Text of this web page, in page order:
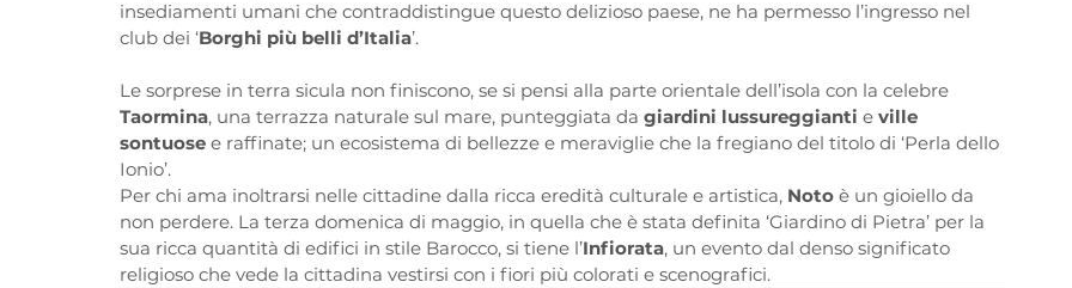
insediamenti umani che contraddistingue questo delizioso paese, ne ha permesso l’ingresso nel
club dei ‘Borghi più belli d’Italia’.
Le sorprese in terra sicula non finiscono, se si pensi alla parte orientale dell’isola con la celebre
Taormina, una terrazza naturale sul mare, punteggiata da giardini lussureggianti e ville
sontuose e raffinate; un ecosistema di bellezze e meraviglie che la fregiano del titolo di ‘Perla dello
Ionio’.
Per chi ama inoltrarsi nelle cittadine dalla ricca eredità culturale e artistica, Noto è un gioiello da
non perdere. La terza domenica di maggio, in quella che è stata definita ‘Giardino di Pietra’ per la
sua ricca quantità di edifici in stile Barocco, si tiene l’Infiorata, un evento dal denso significato
religioso che vede la cittadina vestirsi con i fiori più colorati e scenografici.